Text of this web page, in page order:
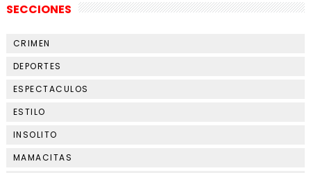
SECCIONES
CRIMEN
DEPORTES
ESPECTACULOS
ESTILO
INSOLITO
MAMACITAS